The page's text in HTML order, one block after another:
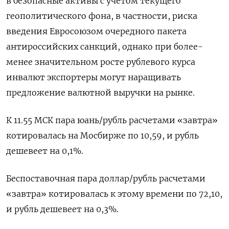
геополитического фона, в частности, риска
введения Евросоюзом очередного пакета
антироссийских санкций, однако ​при более-
менее значительном росте рублевого курса ​
инвалют экспортеры могут наращивать
предложение валютной ​выручки на ⁠рынке.
К 11.55 МСК пара юань/рубль расчетами «завтра»
котировалась на Мосбирже по 10,59, и ‌рубль
дешевеет на 0,1%.
Беспоставочная пара доллар/рубль расчетами
«завтра» котировалась ‌к этому времени по 72,10,
и рубль дешевеет на 0,3%.